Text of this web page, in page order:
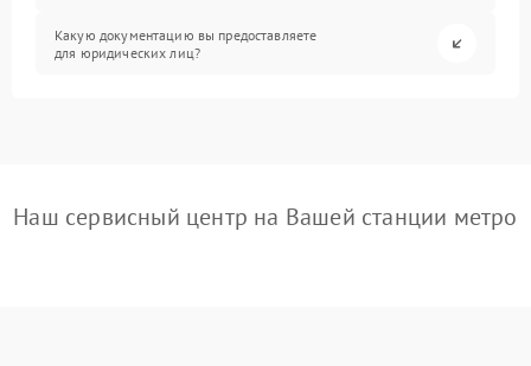
Какую документацию вы предоставляете
для юридических лиц?
Наш сервисный центр на Вашей станции метро